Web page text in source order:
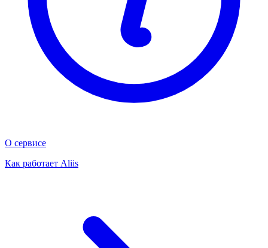
О сервисе
Как работает Aliis